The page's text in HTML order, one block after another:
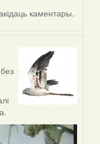
каментары.